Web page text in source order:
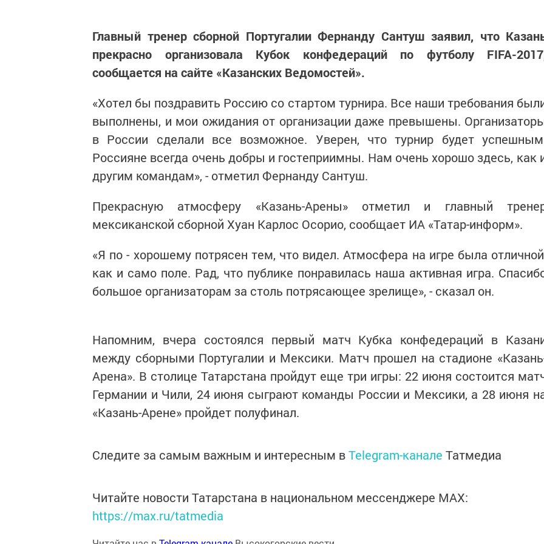
Главный тренер сборной Португалии Фернанду Сантуш заявил, что
прекрасно организовала Кубок конфедераций по футболу FIFA-
сообщается на сайте «Казанских Ведомостей».
«Хотел бы поздравить Россию со стартом турнира. Все наши требования
выполнены, и мои ожидания от организации даже превышены.
в России сделали все возможное. Уверен, что турнир будет
Россияне всегда очень добры и гостеприимны. Нам очень хорошо здесь, как
другим командам», - отметил Фернанду Сантуш.
Прекрасную атмосферу «Казань-Арены» отметил и главный
мексиканской сборной Хуан Карлос Осорио, сообщает ИА «Татар-информ».
«Я по - хорошему потрясен тем, что видел. Атмосфера на игре была
как и само поле. Рад, что публике понравилась наша активная игра.
большое организаторам за столь потрясающее зрелище», - сказал он.
Напомним, вчера состоялся первый матч Кубка конфедераций в
между сборными Португалии и Мексики. Матч прошел на стадионе
Арена». В столице Татарстана пройдут еще три игры: 22 июня состоится
Германии и Чили, 24 июня сыграют команды России и Мексики, а 28 июня
«Казань-Арене» пройдет полуфинал.
Следите за самым важным и интересным вTelegram-канале Татмедиа
Читайте новости Татарстана в национальном мессенджере MАХ:
https://max.ru/tatmedia